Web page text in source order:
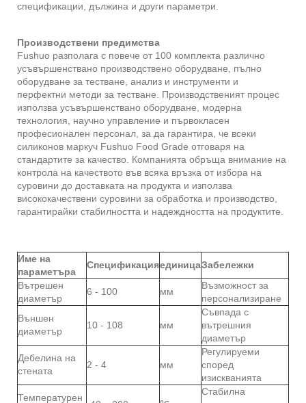
спецификации, дължина и други параметри.
Производствени предимства
Fushuo разполага с повече от 100 комплекта различно
усъвършенствано производствено оборудване, пълно
оборудване за тестване, анализ и инструменти и
перфектни методи за тестване. Производственият процес
използва усъвършенствано оборудване, модерна
технология, научно управление и първокласен
професионален персонал, за да гарантира, че всеки
силиконов маркуч Fushuo Food Grade отговаря на
стандартите за качество. Компанията обръща внимание на
контрола на качеството във всяка връзка от избора на
суровини до доставката на продукта и използва
висококачествени суровини за обработка и производство,
гарантирайки стабилността и надеждността на продуктите.
Име на
параметъра
СпецификацияединицаЗабележки
Вътрешен
диаметър
6 - 100 мм
Възможност за
персонализиране
Външен
диаметър
10 - 108 мм
Съвпада с
вътрешния
диаметър
Дебелина на
стената
2 - 4 мм
Регулируеми
според
изискванията
Температурен
Стабилна